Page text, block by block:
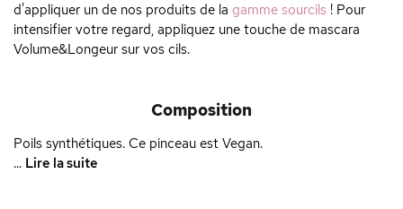
d'appliquer un de nos produits de la gamme sourcils ! Pour
intensifier votre regard, appliquez une touche de mascara
Volume&Longeur sur vos cils.
Composition
Poils synthétiques. Ce pinceau est Vegan.
... Lire la suite